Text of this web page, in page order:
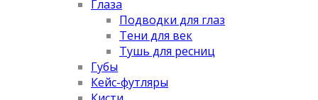
Глаза
Подводки для глаз
Тени для век
Тушь для ресниц
Губы
Кейс-футляры